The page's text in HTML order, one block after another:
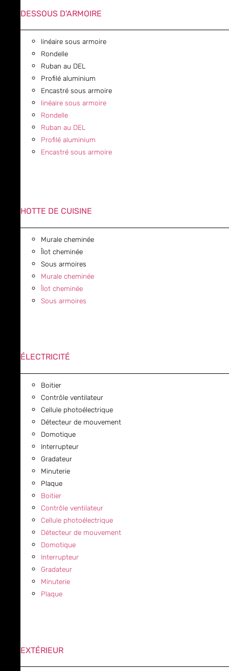
DESSOUS D'ARMOIRE
linéaire sous armoire
Rondelle
Ruban au DEL
Profilé aluminium
Encastré sous armoire
linéaire sous armoire
Rondelle
Ruban au DEL
Profilé aluminium
Encastré sous armoire
HOTTE DE CUISINE
Murale cheminée
Îlot cheminée
Sous armoires
Murale cheminée
Îlot cheminée
Sous armoires
ÉLECTRICITÉ
Boitier
Contrôle ventilateur
Cellule photoélectrique
Détecteur de mouvement
Domotique
Interrupteur
Gradateur
Minuterie
Plaque
Boitier
Contrôle ventilateur
Cellule photoélectrique
Détecteur de mouvement
Domotique
Interrupteur
Gradateur
Minuterie
Plaque
EXTÉRIEUR